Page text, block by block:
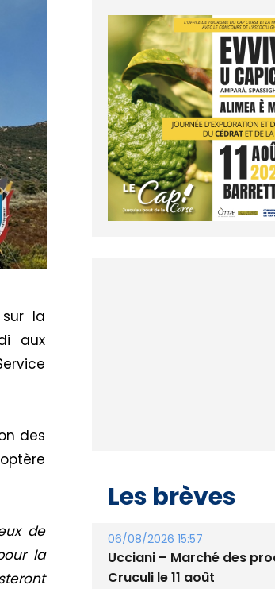
la
aux
des
de
la
Les brèves
06/08/2026 15:57
Ucciani – Marché des
Cruculi le 11 août